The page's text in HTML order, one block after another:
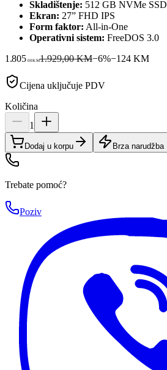
Skladištenje: 512 GB NVMe SSD
Ekran: 27” FHD IPS
Form faktor: All-in-One
Operativni sistem: FreeDOS 3.0
1.805 00KM1.929,00 KM−6%−124KM
Cijena uključuje PDV
Količina
1
Dodaj u korpu Brza narudžba
Trebate pomoć?
Poziv